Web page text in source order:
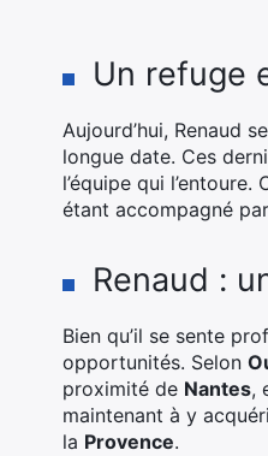
Un refuge
Aujourd’hui, Renaud
longue date. Ces
l’équipe qui
étant accompagné
Renaud :
Bien qu’il se sente
opportunités. Selon
proximité de Nantes,
maintenant à y
la Provence.